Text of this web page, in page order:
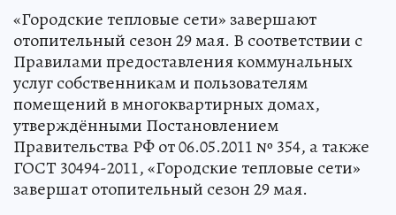
«Городские тепловые сети» завершают
отопительный сезон 29 мая. В соответствии с
Правилами предоставления коммунальных
услуг собственникам и пользователям
помещений в многоквартирных домах,
утверждёнными Постановлением
Правительства РФ от 06.05.2011 № 354, а также
ГОСТ 30494-2011, «Городские тепловые сети»
завершат отопительный сезон 29 мая.